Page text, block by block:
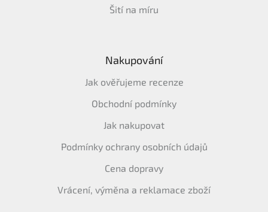
Šití na míru
Nakupování
Jak ověřujeme recenze
Obchodní podmínky
Jak nakupovat
Podmínky ochrany osobních údajů
Cena dopravy
Vrácení, výměna a reklamace zboží